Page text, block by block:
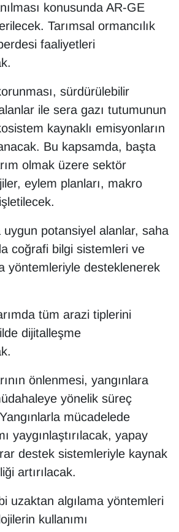
konusunda AR-GE
Tarımsal ormancılık
faaliyetleri
sürdürülebilir
ile sera gazı tutumunun
kaynaklı emisyonların
Bu kapsamda, başta
olmak üzere sektör
eylem planları, makro
uygun potansiyel alanlar, saha
coğrafi bilgi sistemleri ve
yöntemleriyle desteklenerek
tüm arazi tiplerini
dijitalleşme
önlenmesi, yangınlara
yönelik süreç
mücadelede
yaygınlaştırılacak, yapay
destek sistemleriyle kaynak
artırılacak.
uzaktan algılama yöntemleri
kullanımı